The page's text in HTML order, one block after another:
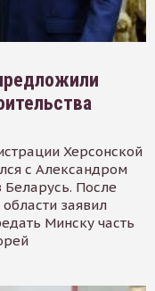
Херсонской
с Александром
После
заявил
Минску часть